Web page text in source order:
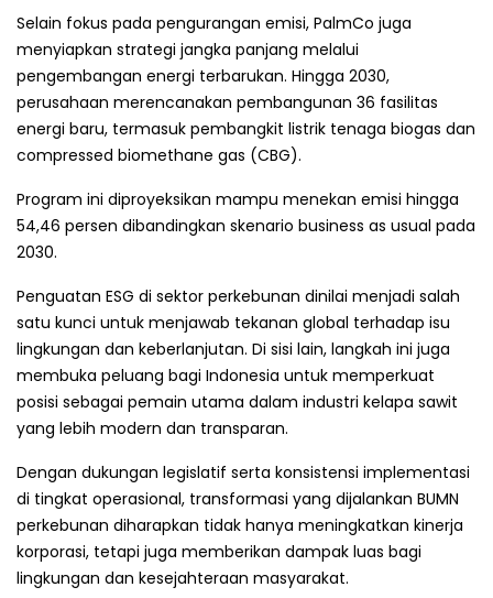
Selain fokus pada pengurangan emisi, PalmCo juga
menyiapkan strategi jangka panjang melalui
pengembangan energi terbarukan. Hingga 2030,
perusahaan merencanakan pembangunan 36 fasilitas
energi baru, termasuk pembangkit listrik tenaga biogas dan
compressed biomethane gas (CBG).
Program ini diproyeksikan mampu menekan emisi hingga
54,46 persen dibandingkan skenario business as usual pada
2030.
Penguatan ESG di sektor perkebunan dinilai menjadi salah
satu kunci untuk menjawab tekanan global terhadap isu
lingkungan dan keberlanjutan. Di sisi lain, langkah ini juga
membuka peluang bagi Indonesia untuk memperkuat
posisi sebagai pemain utama dalam industri kelapa sawit
yang lebih modern dan transparan.
Dengan dukungan legislatif serta konsistensi implementasi
di tingkat operasional, transformasi yang dijalankan BUMN
perkebunan diharapkan tidak hanya meningkatkan kinerja
korporasi, tetapi juga memberikan dampak luas bagi
lingkungan dan kesejahteraan masyarakat.